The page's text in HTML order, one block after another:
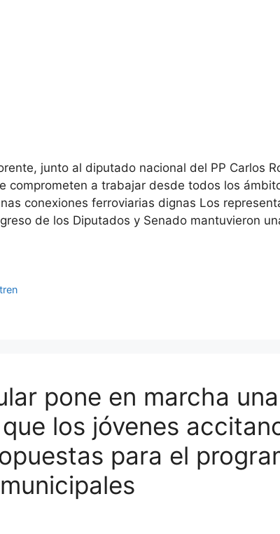
junto al diputado nacional del PP Carlos
comprometen a trabajar desde todos los
conexiones ferroviarias dignas Los
de los Diputados y Senado mantuvieron
tren
pone en marcha una
los jóvenes
para el